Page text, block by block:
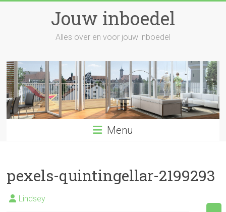
Jouw inboedel
Alles over en voor jouw inboedel
Menu
pexels-quintingellar-2199293
Lindsey